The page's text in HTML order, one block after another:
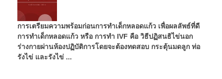
การเตรียมความพร้อมก่อนการทำเด็กหลอดแก้ว เพื่อผลลัพธ์ที่ดี
การทำเด็กหลอดแก้ว หรือ การทำ IVF คือ วิธีปฏิสนธิไข่นอก
ร่างกายผ่านห้องปฏิบัติการโดยจะต้องทดสอบ กระตุ้นมดลูก ท่อ
รังไข่ และรังไข่ ...